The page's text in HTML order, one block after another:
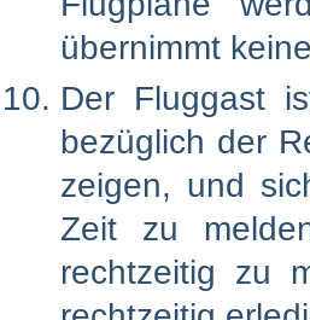
übernimmt
Der Fluggast
bezüglich der
zeigen, und
Zeit zu
rechtzeitig zu